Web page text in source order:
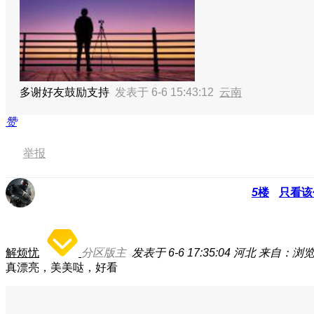
多谢好友鼓励支持 发表于 6-6 15:43:12 云南
赞
举报
5楼 只看
解烦忧 分区版主 发表于 6-6 17:35:04 河北 来自：浏
真漂亮，美美哒，好看